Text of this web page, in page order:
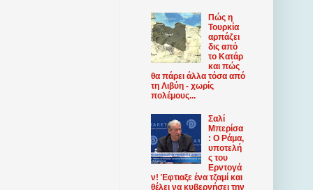
Πώς η
Τουρκία
αρπάζει
δις από
το Κατάρ
και πώς
θα πάρει άλλα τόσα από
τη Λιβύη - χωρίς
πολέμους...
Σαλί
Μπερίσα
: Ο Ράμα,
υποτελή
ς του
Ερντογά
ν! Έφτιαξε ένα τζαμί και
θέλει να κυβερνήσει την